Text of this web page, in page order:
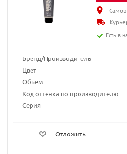
Бренд/Производитель
Цвет
Объем
Код оттенка по производителю
Серия
Отложить
Есть в